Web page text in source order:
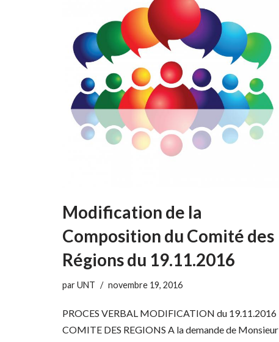
Modification de la
Composition du Comité des
Régions du 19.11.2016
parUNT novembre 19, 2016
PROCES VERBAL MODIFICATION du 19.11.2016
COMITE DES REGIONS A la demande de Monsieur